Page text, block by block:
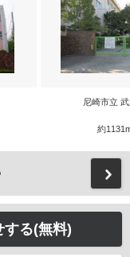
尼崎市立
約
する(無料)